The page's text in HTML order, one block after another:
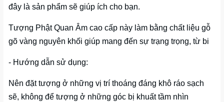
đây là sản phẩm sẽ giúp ích cho bạn.
Tượng Phật Quan Âm cao cấp này làm bằng chất liệu gỗ
gõ vàng nguyên khối giúp mang đến sự trạng trọng, từ bi
- Hướng dẫn sử dụng:
Nên đặt tượng ở những vị trí thoáng đáng khô ráo sạch
sẽ, không để tượng ở những góc bị khuất tầm nhìn